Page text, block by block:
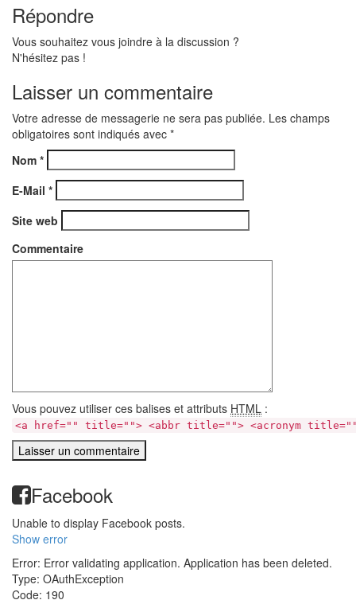
Répondre
Vous souhaitez vous joindre à la discussion ?
N'hésitez pas !
Laisser un commentaire
Votre adresse de messagerie ne sera pas publiée. Les champs
obligatoires sont indiqués avec *
Nom *
E-Mail *
Site web
Commentaire
Vous pouvez utiliser ces balises et attributs HTML :
<a href="" title=""> <abbr title=""> <acronym
Facebook
Unable to display Facebook posts.
Show error
Error: Error validating application. Application has been deleted.
Type: OAuthException
Code: 190